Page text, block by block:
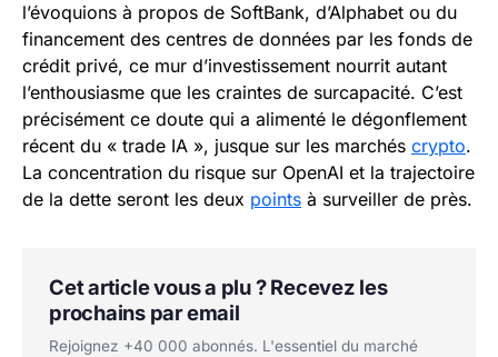
l’évoquions à propos de SoftBank, d’Alphabet ou du
financement des centres de données par les fonds de
crédit privé, ce mur d’investissement nourrit autant
l’enthousiasme que les craintes de surcapacité. C’est
précisément ce doute qui a alimenté le dégonflement
récent du « trade IA », jusque sur les marchés crypto.
La concentration du risque sur OpenAI et la trajectoire
de la dette seront les deux points à surveiller de près.
Cet article vous a plu ? Recevez les
prochains par email
Rejoignez +40 000 abonnés. L'essentiel du marché